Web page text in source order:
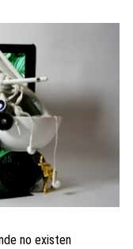
no existen